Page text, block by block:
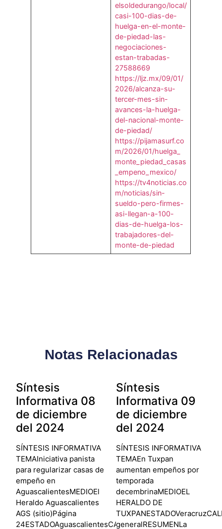
elsoldedurango/local/
casi-100-dias-de-
huelga-en-el-monte-
de-piedad-las-
negociaciones-
estan-trabadas-
27588669
https://ljz.mx/09/01/
2026/alcanza-su-
tercer-mes-sin-
avances-la-huelga-
del-nacional-monte-
de-piedad/
https://pijamasurf.co
m/2026/01/huelga_
monte_piedad_casas
_empeno_mexico/
https://tv4noticias.co
m/noticias/sin-
sueldo-pero-firmes-
asi-llegan-a-100-
dias-de-huelga-los-
trabajadores-del-
monte-de-piedad
Notas Relacionadas
Síntesis
Informativa 08
de diciembre
del 2024
SÍNTESIS INFORMATIVA
TEMAIniciativa panista
para regularizar casas de
empeño en
AguascalientesMEDIOEl
Heraldo Aguascalientes
AGS (sitio)Página
24ESTADOAguascalientesCALIFICACIÓNNegativa
Síntesis
Informativa 09
de diciembre
del 2024
SÍNTESIS INFORMATIVA
TEMAEn Tuxpan
aumentan empeños por
temporada
decembrinaMEDIOEL
HERALDO DE
generalRESUMENLa